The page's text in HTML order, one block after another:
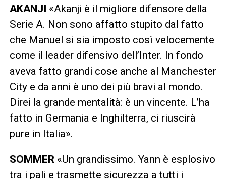
AKANJI «Akanji è il migliore difensore della
Serie A. Non sono affatto stupito dal fatto
che Manuel si sia imposto così velocemente
come il leader difensivo dell’Inter. In fondo
aveva fatto grandi cose anche al Manchester
City e da anni è uno dei più bravi al mondo.
Direi la grande mentalità: è un vincente. L’ha
fatto in Germania e Inghilterra, ci riuscirà
pure in Italia».
SOMMER «Un grandissimo. Yann è esplosivo
tra i pali e trasmette sicurezza a tutti i